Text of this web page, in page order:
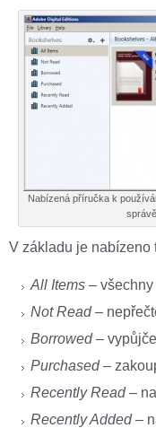
Nabízená příručka k
V základu je nabízeno
All Items –
Not Read–
Borrowed–
Purchased–
Recently Read–
Recently Added–